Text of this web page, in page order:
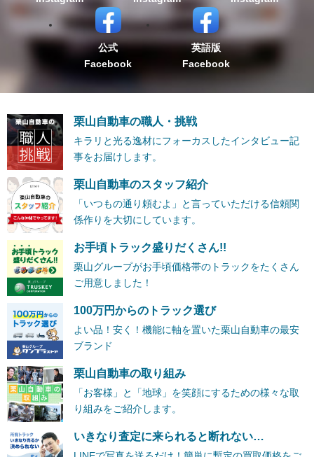
公式
Facebook
英語版
Facebook
栗山自動車の職人・挑戦
キラリと光る逸材にフォーカスしたインタビュー記
事をお届けします。
栗山自動車のスタッフ紹介
「いつもの通り頼むよ」と言っていただける信頼関
係作りを大切にしています。
お手頃トラック盛りだくさん!!
栗山グループがお手頃価格帯のトラックをたくさん
ご用意しました！
100万円からのトラック選び
よい品！安く！機能に軸を置いた栗山自動車の最安
ブランド
栗山自動車の取り組み
「お客様」と「地球」を笑顔にするための様々な取
り組みをご紹介します。
いきなり査定に来られると断れない…